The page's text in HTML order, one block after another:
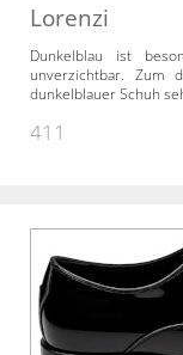
Lorenzi
Dunkelblau ist
unverzichtbar. Zum
dunkelblauer Schuh
411